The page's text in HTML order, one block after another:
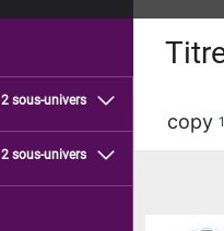
2 sous-univers
2 sous-univers
copy